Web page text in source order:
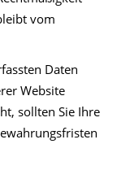
vom
Daten
Website
sollten Sie Ihre